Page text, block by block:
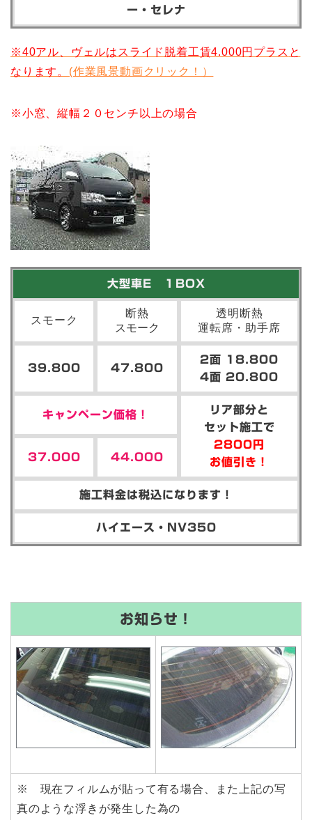
ー・セレナ
※40アル、ヴェルはスライド脱着工賃4.000円プラス と
なります。 (作業風景動画クリック！）
※小窓、縦幅２０センチ以上の場合
大型車E １BOX
スモーク
断熱
スモーク
透明断熱
運転席・助手席
39.800 47.800
2面 18.800
4面 20.800
キャンペーン価格！
リア部分と
セット施工で
2800円
お値引き！
37.000 44.000
施工料金は税込になります！
ハイエース・NV350
お知らせ！
※ 現在フィルムが貼って有る場合、また上記の写
真のような浮きが発生した為の